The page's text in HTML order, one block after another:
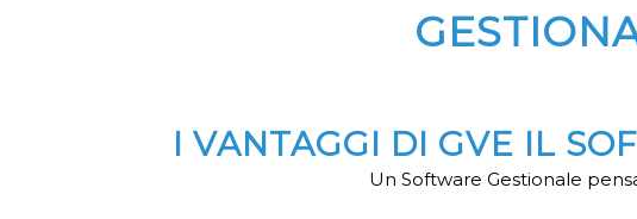
I VANTAGGI DI GVE IL
Un Software Gestionale